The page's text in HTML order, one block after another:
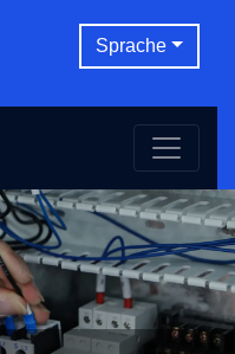
Sprache